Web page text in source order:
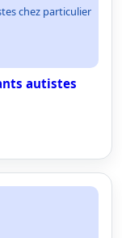
chez particulier
autistes